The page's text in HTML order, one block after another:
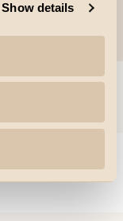
Show details
the page.